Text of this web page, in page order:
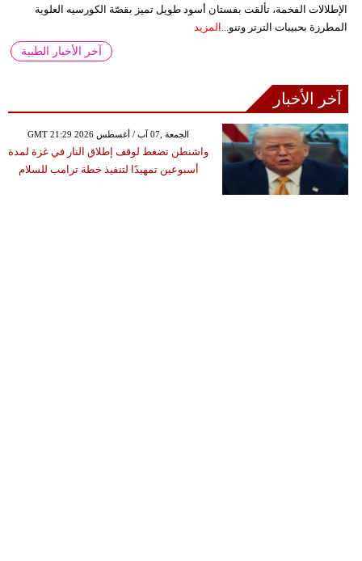
الإطلالات الفخمة، تألقت بفستان أسود طويل تميز بقصّة الكورسيه العلوية
المطرزة بحبيبات الترتر وتنو... المزيد
آخر الأخبار الطبية
آخر الأخبار
GMT 21:29 2026 الجمعة ,07 آب / أغسطس
واشنطن تضغط لوقف إطلاق النار في غزة لمدة
أسبوعين تمهيدًا لتنفيذ خطة ترامب للسلام